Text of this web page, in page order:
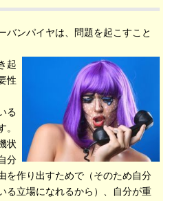
バンパイヤは、問題を起こすこと
起
性
る
状
分
を作り出すためで（そのため自分
る立場になれるから）、自分が重